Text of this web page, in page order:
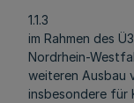
1.1.3
im Rahmen des
Nordrhein-
weiteren Ausbau
insbesondere für